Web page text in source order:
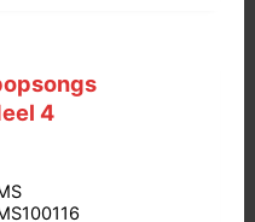
4